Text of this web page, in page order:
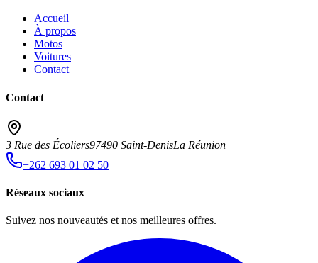
Accueil
À propos
Motos
Voitures
Contact
Contact
3 Rue des Écoliers97490 Saint-DenisLa Réunion
+262 693 01 02 50
Réseaux sociaux
Suivez nos nouveautés et nos meilleures offres.